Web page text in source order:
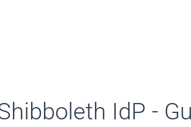
IdP -